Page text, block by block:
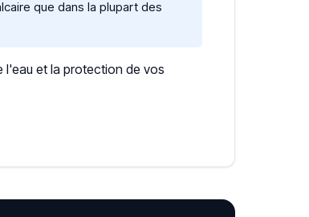
que dans la plupart des
l'eau et la protection de vos